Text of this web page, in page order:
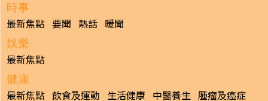
時事
最新焦點 要聞 熱話 暖聞
娛樂
最新焦點
健康
最新焦點 飲食及運動 生活健康 中醫養生 腫瘤及癌症